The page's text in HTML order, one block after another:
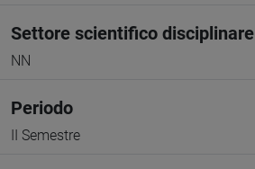
Settore scientifico disciplinare
NN
Periodo
II Semestre